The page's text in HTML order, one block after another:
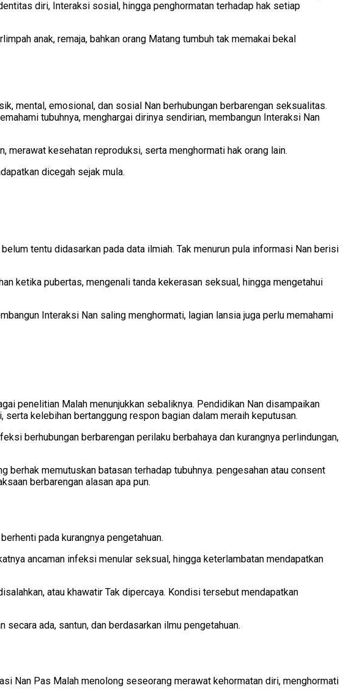
diri, Interaksi sosial, hingga penghormatan terhadap hak setiap
anak, remaja, bahkan orang Matang tumbuh tak memakai bekal
mental, emosional, dan sosial Nan berhubungan berbarengan seksualitas.
tubuhnya, menghargai dirinya sendirian, membangun Interaksi Nan
merawat kesehatan reproduksi, serta menghormati hak orang lain.
dicegah sejak mula.
tentu didasarkan pada data ilmiah. Tak menurun pula informasi Nan berisi
ketika pubertas, mengenali tanda kekerasan seksual, hingga mengetahui
Interaksi Nan saling menghormati, lagian lansia juga perlu memahami
penelitian Malah menunjukkan sebaliknya. Pendidikan Nan disampaikan
kelebihan bertanggung respon bagian dalam meraih keputusan.
berhubungan berbarengan perilaku berbahaya dan kurangnya perlindungan,
berhak memutuskan batasan terhadap tubuhnya. pengesahan atau consent
berbarengan alasan apa pun.
pada kurangnya pengetahuan.
ancaman infeksi menular seksual, hingga keterlambatan mendapatkan
atau khawatir Tak dipercaya. Kondisi tersebut mendapatkan
ada, santun, dan berdasarkan ilmu pengetahuan.
Nan Pas Malah menolong seseorang merawat kehormatan diri, menghormati